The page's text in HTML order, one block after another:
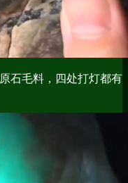
原石毛料，四处打灯都有